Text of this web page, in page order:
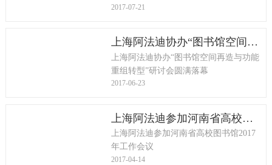
2017-07-21
上海阿法迪协办“图书馆空间再造与功能重组转型”研讨会圆满落幕
上海阿法迪协办“图书馆空间再造与功能
重组转型”研讨会圆满落幕
2017-06-23
上海阿法迪参加河南省高校图书馆2017年工作会议
上海阿法迪参加河南省高校图书馆2017
年工作会议
2017-04-14